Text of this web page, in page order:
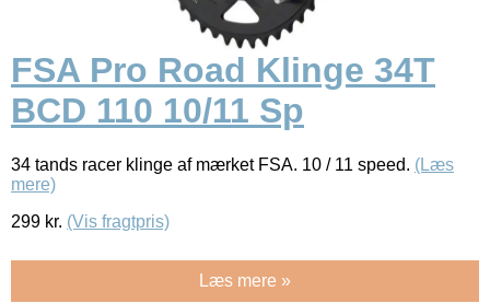
FSA Pro Road Klinge 34T
BCD 110 10/11 Sp
34 tands racer klinge af mærket FSA. 10 / 11 speed. (Læs
mere)
299 kr. (Vis fragtpris)
Læs mere »